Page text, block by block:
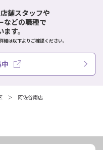
舗スタッフや
などの職種で
す。
は以下よりご確認ください。
阿佐谷南店